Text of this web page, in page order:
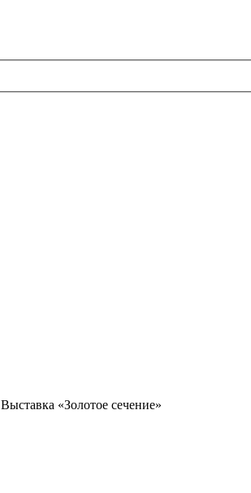
Выставка «Золотое сечение»